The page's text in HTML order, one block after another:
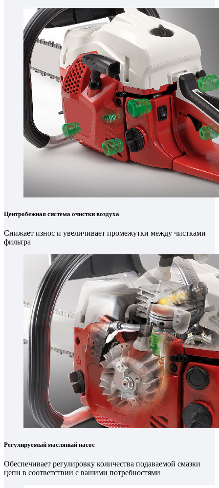
Центробежная система очистки воздуха
Снижает износ и увеличивает промежутки между чистками
фильтра
Регулируемый масляный насос
Обеспечивает регулировку количества подаваемой смазки
цепи в соответствии с вашими потребностями